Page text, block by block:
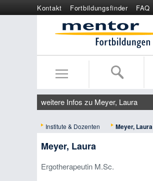
Kontakt Fortbildungsfinder
FAQ
Online anmelden
Wertgutschein
weitere Infos zu Meyer, Laura
Institute & Dozenten Meyer, Laura
Meyer, Laura
Ergotherapeutin M.Sc.